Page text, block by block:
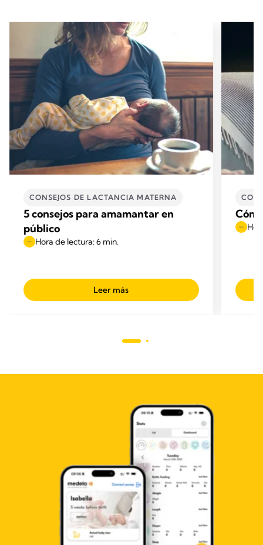
CONSEJOS DE LACTANCIA MATERNA
5 consejos para amamantar en
público
Hora de lectura: 6 min.
Leer más